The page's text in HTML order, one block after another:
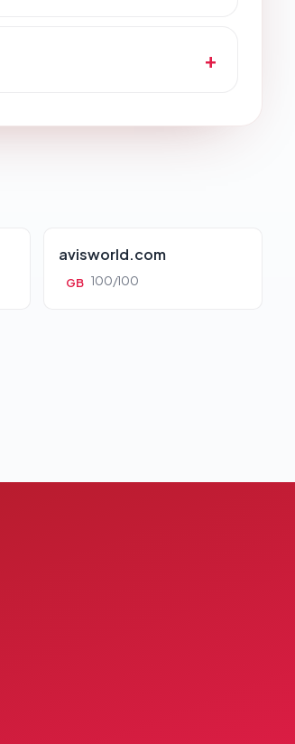
avisworld.com
GB 100/100